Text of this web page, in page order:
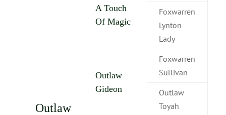
A Touch
Of Magic
Foxwarren
Lynton
Lady
Outlaw
Outlaw
Gideon
Foxwarren
Sullivan
Outlaw
Toyah